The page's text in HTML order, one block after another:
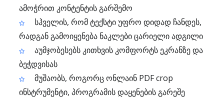
ამოჭრით კონტენტის გარშემო
სჰველის, რომ ტექსტი უფრო დიდად ჩანდეს,
რადგან გამოიყენება ნაკლები ცარიელი ადგილი
აუმჯობესებს კითხვის კომფორტს ეკრანზე და
ბეჭდვისას
მუშაობს, როგორც ონლაინ PDF crop
ინსტრუმენტი, პროგრამის დაყენების გარეშე